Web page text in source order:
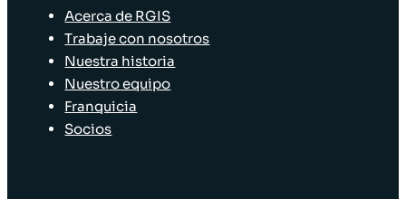
Acerca de RGIS
Trabaje con nosotros
Nuestra historia
Nuestro equipo
Franquicia
Socios